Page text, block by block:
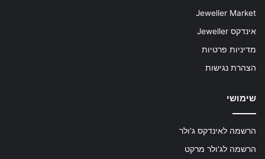
Jeweller Market
אינדקס Jeweller
מדיניות פרטיות
הצהרת נגישות
שימושי
הרשמה לאינדקס ג'ולר
הרשמה לג'ולר מרקט